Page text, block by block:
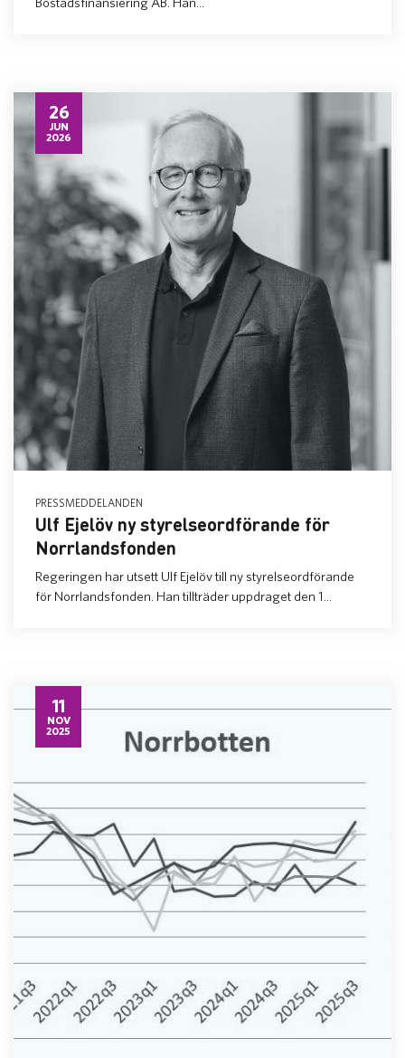
26
JUN
2026
PRESSMEDDELANDEN
Ulf Ejelöv ny styrelseordförande för
Norrlandsfonden
Regeringen har utsett Ulf Ejelöv till ny styrelseordförande
för Norrlandsfonden. Han tillträder uppdraget den 1...
11
NOV
2025